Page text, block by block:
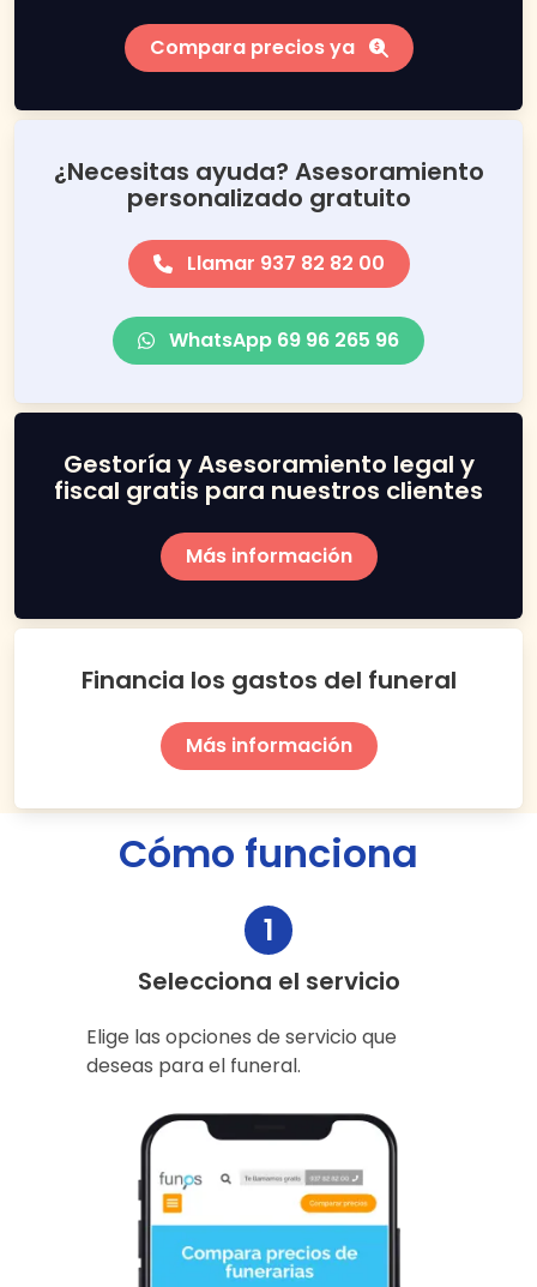
Compara precios ya
¿Necesitas ayuda? Asesoramiento
personalizado gratuito
Llamar 937 82 82 00
WhatsApp 69 96 265 96
Gestoría y Asesoramiento legal y
fiscal gratis para nuestros clientes
Más información
Financia los gastos del funeral
Más información
Cómo funciona
1
Selecciona el servicio
Elige las opciones de servicio que
deseas para el funeral.